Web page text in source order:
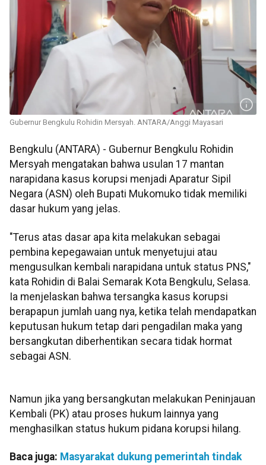
Gubernur Bengkulu Rohidin Mersyah. ANTARA/Anggi Mayasari
Bengkulu (ANTARA) - Gubernur Bengkulu Rohidin
Mersyah mengatakan bahwa usulan 17 mantan
narapidana kasus korupsi menjadi Aparatur Sipil
Negara (ASN) oleh Bupati Mukomuko tidak memiliki
dasar hukum yang jelas.
"Terus atas dasar apa kita melakukan sebagai
pembina kepegawaian untuk menyetujui atau
mengusulkan kembali narapidana untuk status PNS,"
kata Rohidin di Balai Semarak Kota Bengkulu, Selasa.
Ia menjelaskan bahwa tersangka kasus korupsi
berapapun jumlah uang nya, ketika telah mendapatkan
keputusan hukum tetap dari pengadilan maka yang
bersangkutan diberhentikan secara tidak hormat
sebagai ASN.
Namun jika yang bersangkutan melakukan Peninjauan
Kembali (PK) atau proses hukum lainnya yang
menghasilkan status hukum pidana korupsi hilang.
Baca juga: Masyarakat dukung pemerintah tindak